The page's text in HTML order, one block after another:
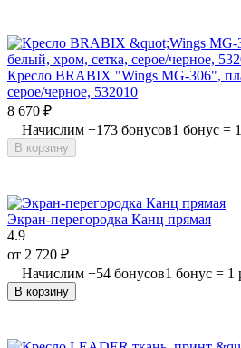
Кресло BRABIX "Wings MG-306",
серое/черное, 532010
8 670 ₽
Начислим +173 бонусов1 бонус =
В корзину
Экран-перегородка Канц прямая
4.9
от 2 720 ₽
Начислим +54 бонусов1 бонус = 1
В корзину